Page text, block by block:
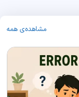
مشاهده‌ی همه